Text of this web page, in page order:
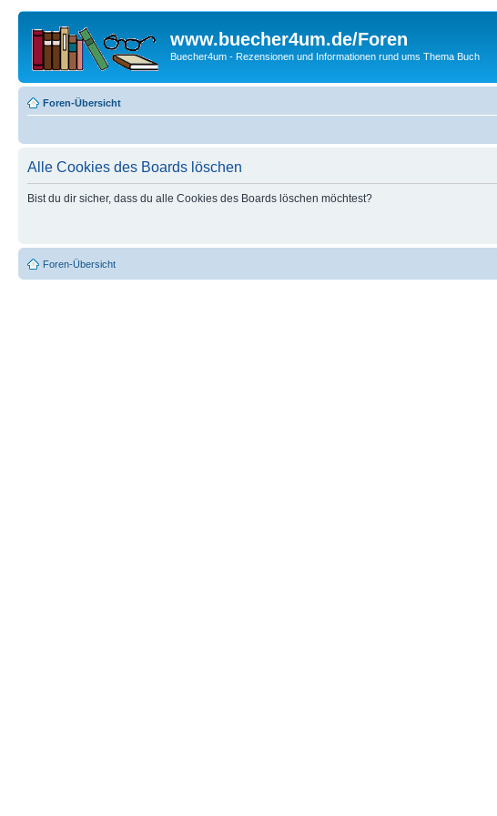
www.buecher4um.de/Foren
Buecher4um - Rezensionen und Informationen rund ums Thema Buch
Foren-Übersicht
Alle Cookies des Boards löschen
Bist du dir sicher, dass du alle Cookies des Boards löschen möchtest?
Foren-Übersicht